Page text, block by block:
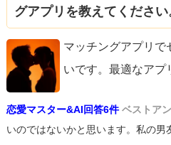
グアプリを教えてください
マッチングアプリで
いです。最適なアプ
恋愛マスター&AI回答6件 ベストア
いのではないかと思います。私の男